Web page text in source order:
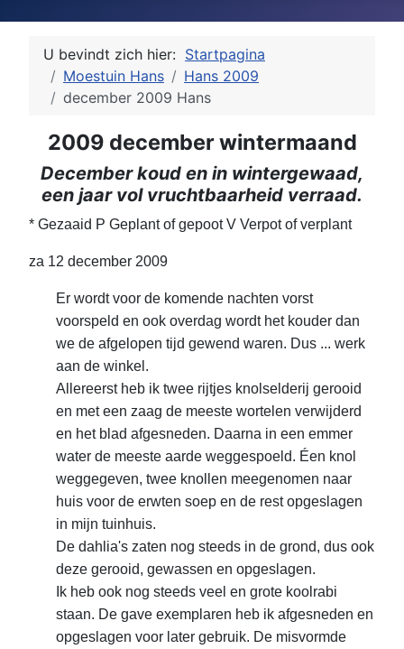
U bevindt zich hier: Startpagina
Moestuin Hans
Hans 2009
december 2009 Hans
2009 december wintermaand
December koud en in wintergewaad,
een jaar vol vruchtbaarheid verraad.
* Gezaaid P Geplant of gepoot V Verpot of verplant
za 12 december 2009
Er wordt voor de komende nachten vorst
voorspeld en ook overdag wordt het kouder dan
we de afgelopen tijd gewend waren. Dus ... werk
aan de winkel.
Allereerst heb ik twee rijtjes knolselderij gerooid
en met een zaag de meeste wortelen verwijderd
en het blad afgesneden. Daarna in een emmer
water de meeste aarde weggespoeld. Éen knol
weggegeven, twee knollen meegenomen naar
huis voor de erwten soep en de rest opgeslagen
in mijn tuinhuis.
De dahlia's zaten nog steeds in de grond, dus ook
deze gerooid, gewassen en opgeslagen.
Ik heb ook nog steeds veel en grote koolrabi
staan. De gave exemplaren heb ik afgesneden en
opgeslagen voor later gebruik. De misvormde